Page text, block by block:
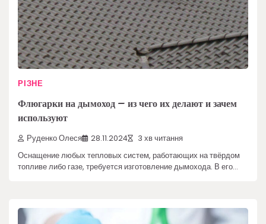
РІЗНЕ
Флюгарки на дымоход – из чего их делают и зачем
используют
Руденко Олеся 28.11.2024 3 хв читання
Оснащение любых тепловых систем, работающих на твёрдом
топливе либо газе, требуется изготовление дымохода. В его…